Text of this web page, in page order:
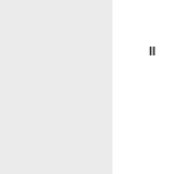
II